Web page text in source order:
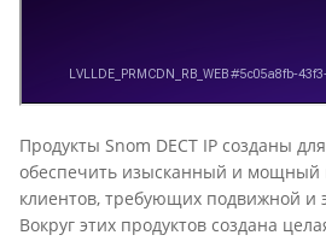
Продукты Snom DECT IP созданы
обеспечить изысканный и мощный
клиентов, требующих подвижной и
Вокруг этих продуктов создана